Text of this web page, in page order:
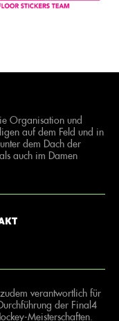
Organisation und
auf dem Feld und in
dem Dach der
auch im Damen
verantwortlich für
der Final4
Meisterschaften.